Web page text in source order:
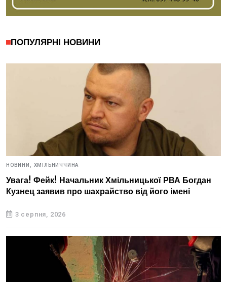
ПОПУЛЯРНІ НОВИНИ
НОВИНИ, ХМІЛЬНИЧЧИНА
Увага! Фейк! Начальник Хмільницької РВА Богдан
Кузнец заявив про шахрайство від його імені
3 серпня, 2026